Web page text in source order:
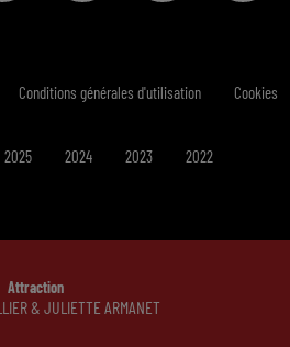
Attraction
& JULIETTE ARMANET
Conditions générales d'utilisation Cookies
2025 2024 2023 2022